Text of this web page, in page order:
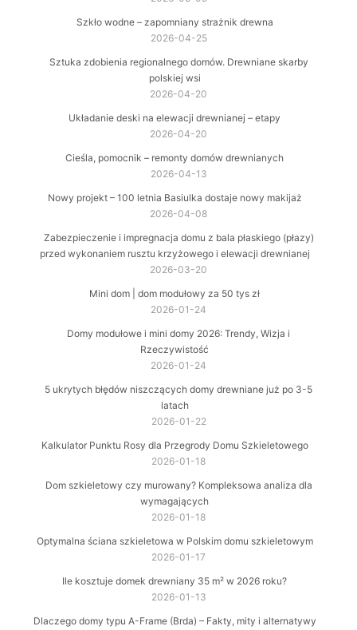
Szkło wodne – zapomniany strażnik drewna
2026-04-25
Sztuka zdobienia regionalnego domów. Drewniane skarby
polskiej wsi
2026-04-20
Układanie deski na elewacji drewnianej – etapy
2026-04-20
Cieśla, pomocnik – remonty domów drewnianych
2026-04-13
Nowy projekt – 100 letnia Basiulka dostaje nowy makijaż
2026-04-08
Zabezpieczenie i impregnacja domu z bala płaskiego (płazy)
przed wykonaniem rusztu krzyżowego i elewacji drewnianej
2026-03-20
Mini dom | dom modułowy za 50 tys zł
2026-01-24
Domy modułowe i mini domy 2026: Trendy, Wizja i
Rzeczywistość
2026-01-24
5 ukrytych błędów niszczących domy drewniane już po 3-5
latach
2026-01-22
Kalkulator Punktu Rosy dla Przegrody Domu Szkieletowego
2026-01-18
Dom szkieletowy czy murowany? Kompleksowa analiza dla
wymagających
2026-01-18
Optymalna ściana szkieletowa w Polskim domu szkieletowym
2026-01-17
Ile kosztuje domek drewniany 35 m² w 2026 roku?
2026-01-13
Dlaczego domy typu A-Frame (Brda) – Fakty, mity i alternatywy